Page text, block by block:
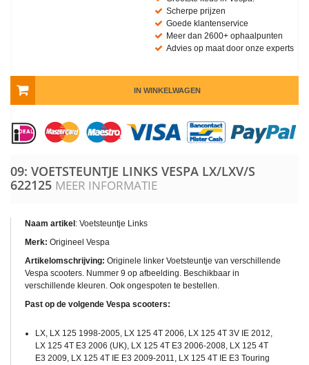
Scherpe prijzen
Goede klantenservice
Meer dan 2600+ ophaalpunten
Advies op maat door onze experts
IN WINKELWAGEN
09: VOETSTEUNTJE LINKS VESPA LX/LXV/S
622125 MEER INFORMATIE
Naam artikel : Voetsteuntje Links
Merk: Origineel Vespa
Artikelomschrijving: Originele linker Voetsteuntje van verschillende
Vespa scooters. Nummer 9 op afbeelding. Beschikbaar in
verschillende kleuren. Ook ongespoten te bestellen.
Past op de volgende Vespa scooters:
LX, LX 125 1998-2005, LX 125 4T 2006, LX 125 4T 3V IE 2012,
LX 125 4T E3 2006 (UK), LX 125 4T E3 2006-2008, LX 125 4T
E3 2009, LX 125 4T IE E3 2009-2011, LX 125 4T IE E3 Touring